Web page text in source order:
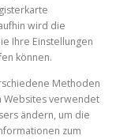
wird die
Ihre Einstellungen
können.
Methoden
Websites verwendet
ändern, um die
zum